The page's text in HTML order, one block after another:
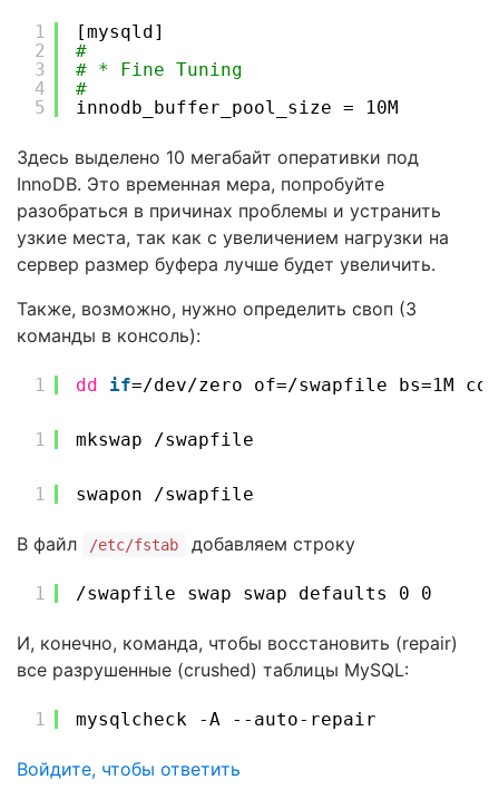
1
2
3
4
5
[mysqld]
#
# * Fine Tuning
#
innodb_buffer_pool_size = 10M
Здесь выделено 10 мегабайт оперативки под
InnoDB. Это временная мера, попробуйте
разобраться в причинах проблемы и устранить
узкие места, так как с увеличением нагрузки на
сервер размер буфера лучше будет увеличить.
Также, возможно, нужно определить своп (3
команды в консоль):
1 dd if=/dev/zero of=/swapfile bs=1M
1 mkswap /swapfile
1 swapon /swapfile
В файл /etc/fstab добавляем строку
1 /swapfile swap swap defaults 0 0
И, конечно, команда, чтобы восстановить (repair)
все разрушенные (crushed) таблицы MySQL:
1 mysqlcheck -A --auto-repair
Войдите, чтобы ответить